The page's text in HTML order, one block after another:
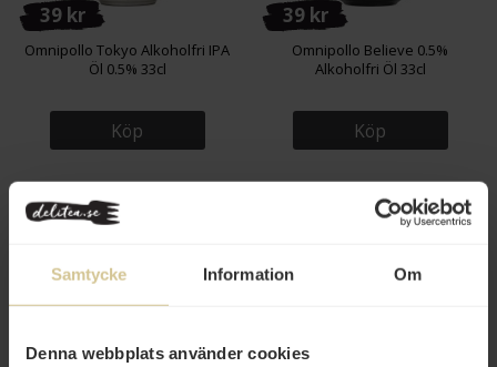
Samtycke Information Om
Denna webbplats använder cookies
39 kr
Omnipollo Tokyo Alkoholfri IPA
Öl 0.5% 33cl
Köp
39 kr
Omnipollo Believe 0.5%
Alkoholfri Öl 33cl
Köp